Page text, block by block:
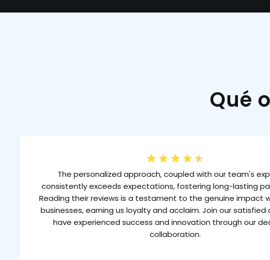
Qué
★ ★ ★ ★ ★
The personalized approach, coupled with our team's
consistently exceeds expectations, fostering long-lasting
Reading their reviews is a testament to the genuine impact
businesses, earning us loyalty and acclaim. Join our satisfied
have experienced success and innovation through our
collaboration.